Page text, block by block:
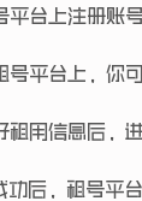
台上注册账
平台上，你
用信息后，
后，租号平